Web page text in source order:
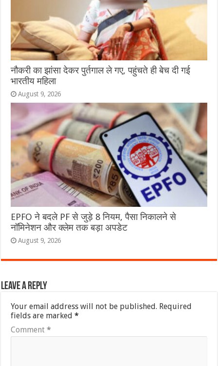
नौकरी का झांसा देकर पुर्तगाल ले गए, पहुंचते ही बेच दी गई
भारतीय महिला
August 9, 2026
EPFO ने बदले PF से जुड़े 8 नियम, पैसा निकालने से
नॉमिनेशन और क्लेम तक बड़ा अपडेट
August 9, 2026
Leave a Reply
Your email address will not be published. Required
fields are marked*
Comment*